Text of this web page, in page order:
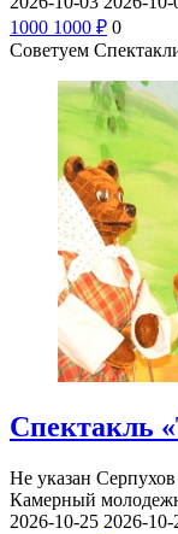
1000 1000 ₽ 0
Советуем
Спектакль
Не указан
Камерный
2026-10-25 2026-10-